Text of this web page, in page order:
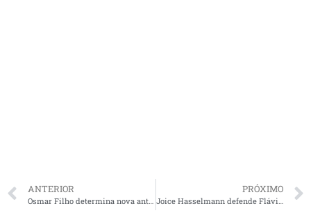
ANTERIOR
Osmar Filho determina nova antecipação de salários dos servidores da Câmara
PRÓXIMO
Joice Hasselmann defende Flávio Dino e critica Bolsonaro no caso dos respiradores: “Isso é muito baixo!”